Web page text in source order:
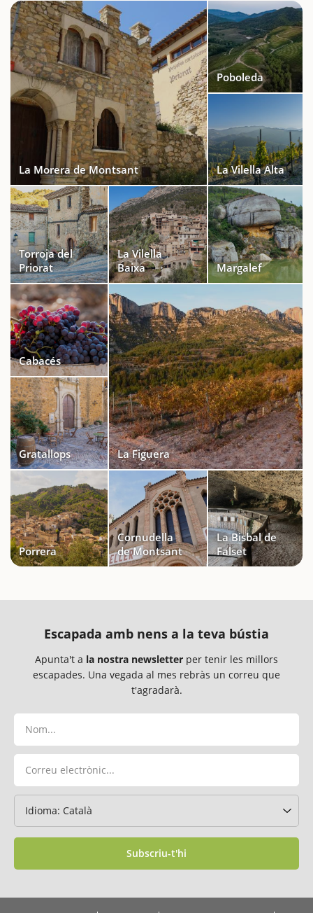
La Morera de Montsant
Poboleda
La Vilella Alta
Torroja del
Priorat
La Vilella
Baixa
Margalef
Cabacés
Gratallops La Figuera
Porrera
Cornudella
de Montsant
La Bisbal de
Falset
Escapada amb nens a la teva bústia
Apunta't a la nostra newsletter per tenir les millors
escapades. Una vegada al mes rebràs un correu que
t'agradarà.
Subscriu-t'hi